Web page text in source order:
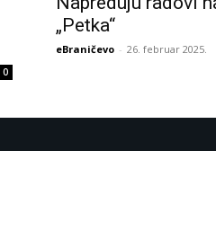
0
„Petka“
eBraničevo - 26. februar 2025.